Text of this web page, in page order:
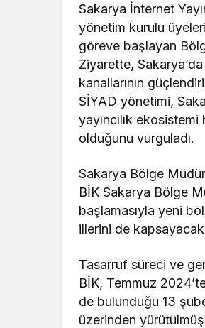
Sakarya İnternet
yönetim kurulu
göreve başlayan
Ziyarette,
kanallarının
SİYAD yönetimi,
yayıncılık
olduğunu vurguladı.
Sakarya Bölge
BİK Sakarya Bölge
başlamasıyla yeni
illerini de
Tasarruf süreci ve
BİK, Temmuz
de bulunduğu 13
üzerinden